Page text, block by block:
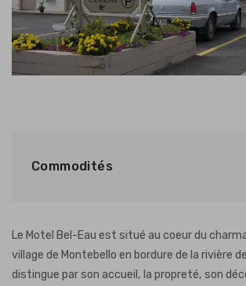
Commodités
Le Motel Bel-Eau est situé au coeur du
village de Montebello en bordure de la rivière
distingue par son accueil, la propreté, son